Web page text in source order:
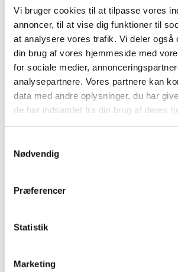
Vi bruger cookies til at tilpasse vores
annoncer, til at vise dig funktioner til
at analysere vores trafik. Vi deler også
din brug af vores hjemmeside med
for sociale medier,
analysepartnere. Vores partnere kan
data med andre oplysninger, du har
de har indsamlet fra din brug af deres
Nødvendig
Præferencer
Statistik
Marketing
Årsrapport fra
|14. marts 2012|
Medicintilskudsnævnet rådgiver i
til lægemidler. I 2011 behandlede…
Alle (89)
TID
2025 (3)
2022 (1)
2020 (1)
2018 (5)